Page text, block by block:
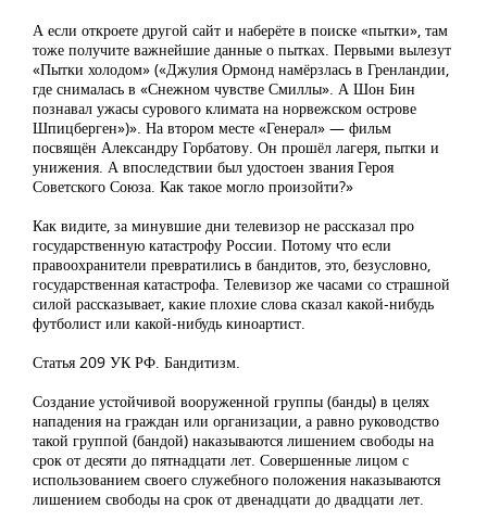
А если откроете другой сайт и наберёте в поиске «пытки», там
тоже получите важнейшие данные о пытках. Первыми вылезут
«Пытки холодом» («Джулия Ормонд намёрзлась в Гренландии,
где снималась в «Снежном чувстве Смиллы». А Шон Бин
познавал ужасы сурового климата на норвежском острове
Шпицберген»)». На втором месте «Генерал» — фильм
посвящён Александру Горбатову. Он прошёл лагеря, пытки и
унижения. А впоследствии был удостоен звания Героя
Советского Союза. Как такое могло произойти?»
Как видите, за минувшие дни телевизор не рассказал про
государственную катастрофу России. Потому что если
правоохранители превратились в бандитов, это, безусловно,
государственная катастрофа. Телевизор же часами со страшной
силой рассказывает, какие плохие слова сказал какой-нибудь
футболист или какой-нибудь киноартист.
Статья 209 УК РФ. Бандитизм.
Создание устойчивой вооруженной группы (банды) в целях
нападения на граждан или организации, а равно руководство
такой группой (бандой) наказываются лишением свободы на
срок от десяти до пятнадцати лет. Совершенные лицом с
использованием своего служебного положения наказываются
лишением свободы на срок от двенадцати до двадцати лет.